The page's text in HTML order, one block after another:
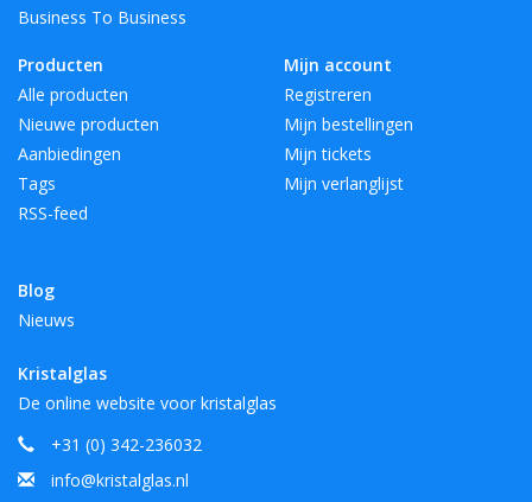
Business To Business
Producten
Alle producten
Nieuwe producten
Aanbiedingen
Tags
RSS-feed
Blog
Nieuws
Mijn account
Registreren
Mijn bestellingen
Mijn tickets
Mijn verlanglijst
Kristalglas
De online website voor kristalglas
+31 (0) 342-236032
info@kristalglas.nl